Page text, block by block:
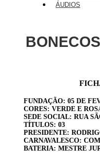
ÁUDIOS
FUNDAÇÃO: 05 DE
CORES: VERDE E
SEDE SOCIAL: RUA
TÍTULOS: 03
PRESIDENTE:
CARNAVALESCO:
BATERIA: MESTRE